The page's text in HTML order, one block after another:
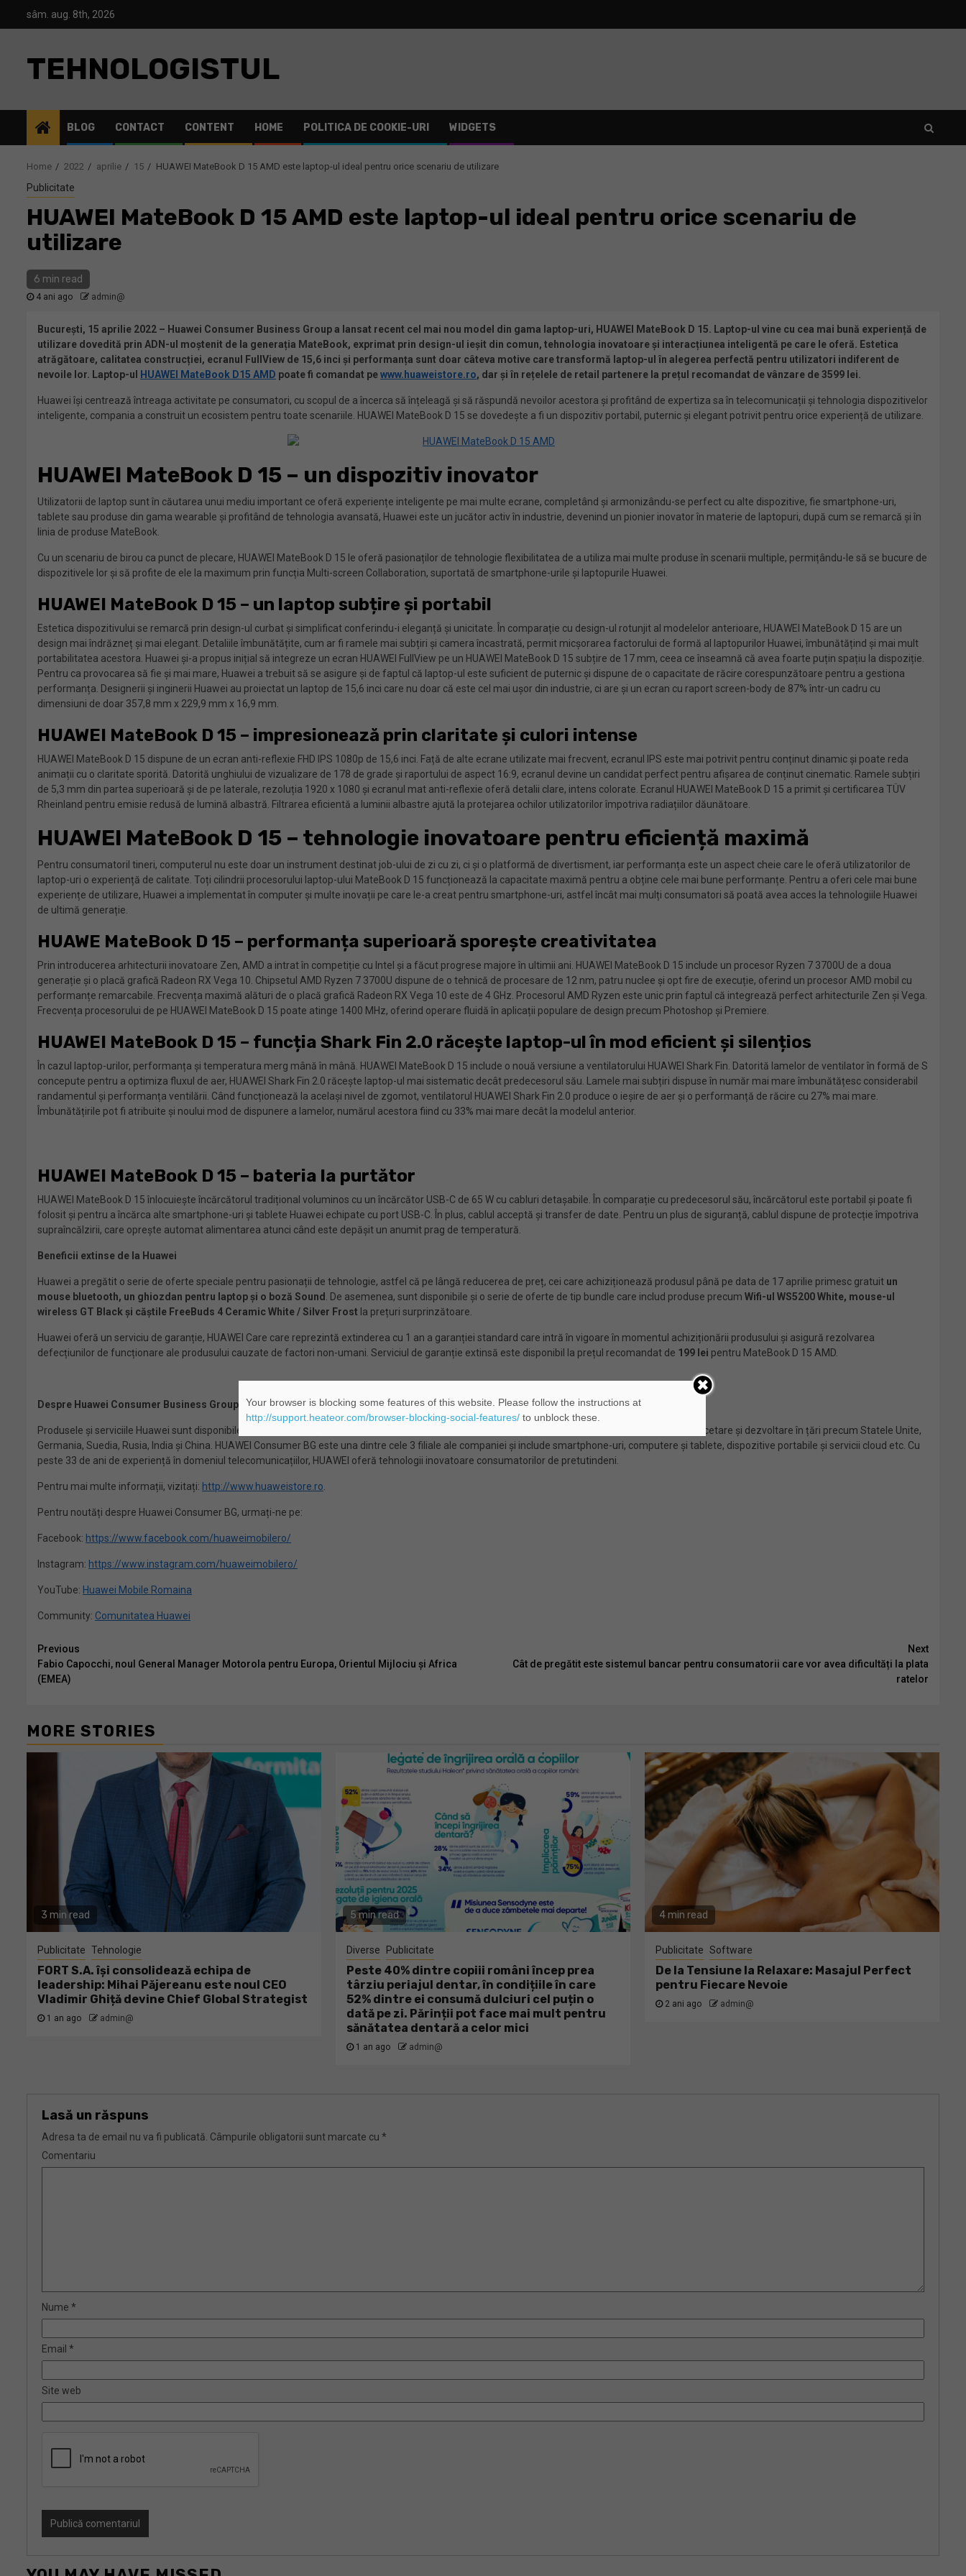
sâm. aug. 8th, 2026
TEHNOLOGISTUL
BLOG CONTACT CONTENT HOME POLITICA DE COOKIE-URI WIDGETS
Home 2022 aprilie 15 HUAWEI MateBook D 15 AMD este laptop-ul ideal pentru orice scenariu de utilizare
Publicitate
HUAWEI MateBook D 15 AMD este laptop-ul ideal pentru orice scenariu de
utilizare
6 min read
4 ani ago admin@
București, 15 aprilie 2022 – Huawei Consumer Business Group a lansat recent cel mai nou model din gama laptop-uri, HUAWEI MateBook D 15. Laptop-ul vine cu cea mai bună experiență de
utilizare dovedită prin ADN-ul moștenit de la generația MateBook, exprimat prin design-ul ieșit din comun, tehnologia inovatoare și interacțiunea inteligentă pe care le oferă. Estetica
atrăgătoare, calitatea construcției, ecranul FullView de 15,6 inci și performanța sunt doar câteva motive care transformă laptop-ul în alegerea perfectă pentru utilizatori indiferent de
nevoile lor. Laptop-ul HUAWEI MateBook D15 AMD poate fi comandat pewww.huaweistore.ro, dar și în rețelele de retail partenere la prețul recomandat de vânzare de 3599 lei.
Huawei își centrează întreaga activitate pe consumatori, cu scopul de a încerca să înțeleagă și să răspundă nevoilor acestora și profitând de expertiza sa în telecomunicații și tehnologia dispozitivelor
inteligente, compania a construit un ecosistem pentru toate scenariile. HUAWEI MateBook D 15 se dovedește a fi un dispozitiv portabil, puternic și elegant potrivit pentru orice experiență de utilizare.
HUAWEI MateBook D 15 – un dispozitiv inovator
Utilizatorii de laptop sunt în căutarea unui mediu important ce oferă experiențe inteligente pe mai multe ecrane, completând și armonizându-se perfect cu alte dispozitive, fie smartphone-uri,
tablete sau produse din gama wearable și profitând de tehnologia avansată, Huawei este un jucător activ în industrie, devenind un pionier inovator în materie de laptopuri, după cum se remarcă și în
linia de produse MateBook.
Cu un scenariu de birou ca punct de plecare, HUAWEI MateBook D 15 le oferă pasionaților de tehnologie flexibilitatea de a utiliza mai multe produse în scenarii multiple, permițându-le să se bucure de
dispozitivele lor și să profite de ele la maximum prin funcția Multi-screen Collaboration, suportată de smartphone-urile și laptopurile Huawei.
HUAWEI MateBook D 15 – un laptop subțire și portabil
Estetica dispozitivului se remarcă prin design-ul curbat și simplificat conferindu-i eleganță și unicitate. În comparație cu design-ul rotunjit al modelelor anterioare, HUAWEI MateBook D 15 are un
design mai îndrăzneț și mai elegant. Detaliile îmbunătățite, cum ar fi ramele mai subțiri și camera încastrată, permit micșorarea factorului de formă al laptopurilor Huawei, îmbunătățind și mai mult
portabilitatea acestora. Huawei și-a propus inițial să integreze un ecran HUAWEI FullView pe un HUAWEI MateBook D 15 subțire de 17 mm, ceea ce înseamnă că avea foarte puțin spațiu la dispoziție.
Pentru ca provocarea să fie și mai mare, Huawei a trebuit să se asigure și de faptul că laptop-ul este suficient de puternic și dispune de o capacitate de răcire corespunzătoare pentru a gestiona
performanța. Designerii și inginerii Huawei au proiectat un laptop de 15,6 inci care nu doar că este cel mai ușor din industrie, ci are și un ecran cu raport screen-body de 87% într-un cadru cu
dimensiuni de doar 357,8 mm x 229,9 mm x 16,9 mm.
HUAWEI MateBook D 15 – impresionează prin claritate și culori intense
HUAWEI MateBook D 15 dispune de un ecran anti-reflexie FHD IPS 1080p de 15,6 inci. Față de alte ecrane utilizate mai frecvent, ecranul IPS este mai potrivit pentru conținut dinamic și poate reda
animații cu o claritate sporită. Datorită unghiului de vizualizare de 178 de grade și raportului de aspect 16:9, ecranul devine un candidat perfect pentru afișarea de conținut cinematic. Ramele subțiri
de 5,3 mm din partea superioară și de pe laterale, rezoluția 1920 x 1080 și ecranul mat anti-reflexie oferă detalii clare, intens colorate. Ecranul HUAWEI MateBook D 15 a primit și certificarea TÜV
Rheinland pentru emisie redusă de lumină albastră. Filtrarea eficientă a luminii albastre ajută la protejarea ochilor utilizatorilor împotriva radiațiilor dăunătoare.
HUAWEI MateBook D 15 – tehnologie inovatoare pentru eficiență maximă
Pentru consumatoriI tineri, computerul nu este doar un instrument destinat job-ului de zi cu zi, ci și o platformă de divertisment, iar performanța este un aspect cheie care le oferă utilizatorilor de
laptop-uri o experiență de calitate. Toți cilindrii procesorului laptop-ului MateBook D 15 funcționează la capacitate maximă pentru a obține cele mai bune performanțe. Pentru a oferi cele mai bune
experiențe de utilizare, Huawei a implementat în computer și multe inovații pe care le-a creat pentru smartphone-uri, astfel încât mai mulți consumatori să poată avea acces la tehnologiile Huawei
de ultimă generație.
HUAWE MateBook D 15 – performanța superioară sporește creativitatea
Prin introducerea arhitecturii inovatoare Zen, AMD a intrat în competiție cu Intel și a făcut progrese majore în ultimii ani. HUAWEI MateBook D 15 include un procesor Ryzen 7 3700U de a doua
generație și o placă grafică Radeon RX Vega 10. Chipsetul AMD Ryzen 7 3700U dispune de o tehnică de procesare de 12 nm, patru nuclee și opt fire de execuție, oferind un procesor AMD mobil cu
performanțe remarcabile. Frecvența maximă alături de o placă grafică Radeon RX Vega 10 este de 4 GHz. Procesorul AMD Ryzen este unic prin faptul că integrează perfect arhitecturile Zen și Vega.
Frecvența procesorului de pe HUAWEI MateBook D 15 poate atinge 1400 MHz, oferind operare fluidă în aplicații populare de design precum Photoshop și Premiere.
HUAWEI MateBook D 15 – funcția Shark Fin 2.0 răcește laptop-ul în mod eficient și silențios
În cazul laptop-urilor, performanța și temperatura merg mână în mână. HUAWEI MateBook D 15 include o nouă versiune a ventilatorului HUAWEI Shark Fin. Datorită lamelor de ventilator în formă de S
concepute pentru a optimiza fluxul de aer, HUAWEI Shark Fin 2.0 răcește laptop-ul mai sistematic decât predecesorul său. Lamele mai subțiri dispuse în număr mai mare îmbunătățesc considerabil
randamentul și performanța ventilării. Când funcționează la același nivel de zgomot, ventilatorul HUAWEI Shark Fin 2.0 produce o ieșire de aer și o performanță de răcire cu 27% mai mare.
Îmbunătățirile pot fi atribuite și noului mod de dispunere a lamelor, numărul acestora fiind cu 33% mai mare decât la modelul anterior.
HUAWEI MateBook D 15 – bateria la purtător
HUAWEI MateBook D 15 înlocuiește încărcătorul tradițional voluminos cu un încărcător USB-C de 65 W cu cabluri detașabile. În comparație cu predecesorul său, încărcătorul este portabil și poate fi
folosit și pentru a încărca alte smartphone-uri și tablete Huawei echipate cu port USB-C. În plus, cablul acceptă și transfer de date. Pentru un plus de siguranță, cablul dispune de protecție împotriva
supraîncălzirii, care oprește automat alimentarea atunci când este depășit un anumit prag de temperatură.
Beneficii extinse de la Huawei
Huawei a pregătit o serie de oferte speciale pentru pasionații de tehnologie, astfel că pe lângă reducerea de preț, cei care achiziționează produsul până pe data de 17 aprilie primesc gratuit un
mouse bluetooth, un ghiozdan pentru laptop și o boză Sound
. De asemenea, sunt disponibile și o serie de oferte de tip bundle care includ produse precum Wifi-ul WS5200 White, mouse-ul
wireless GT Black și căștile FreeBuds 4 Ceramic White / Silver Frost la prețuri surprinzătoare.
Huawei oferă un serviciu de garanție, HUAWEI Care care reprezintă extinderea cu 1 an a garanției standard care intră în vigoare în momentul achiziționării produsului și asigură rezolvarea
defecțiunilor de funcționare ale produsului cauzate de factori non-umani. Serviciul de garanție extinsă este disponibil la prețul recomandat de 199 lei pentru MateBook D 15 AMD.
Despre Huawei Consumer Business Group
Produsele și serviciile Huawei sunt disponibile în peste 170 de țări, deservind mai mult de o treime din populația lumii. Compania are 14 centre de cercetare și dezvoltare în țări precum Statele Unite,
Germania, Suedia, Rusia, India și China. HUAWEI Consumer BG este una dintre cele 3 filiale ale companiei și include smartphone-uri, computere și tablete, dispozitive portabile și servicii cloud etc. Cu
peste 33 de ani de experiență în domeniul telecomunicațiilor, HUAWEI oferă tehnologii inovatoare consumatorilor de pretutindeni.
Pentru mai multe informații, vizitați: http://www.huaweistore.ro
Pentru noutăți despre Huawei Consumer BG, urmați-ne pe:
Facebook: https://www.facebook.com/huaweimobilero/
Instagram: https://www.instagram.com/huaweimobilero/
YouTube: Huawei Mobile Romaina
Community: Comunitatea Huawei
Continue
Reading
Previous
Fabio Capocchi, noul General Manager Motorola pentru Europa, Orientul Mijlociu și Africa
(EMEA)
Next
Cât de pregătit este sistemul bancar pentru consumatorii care vor avea dificultăți la plata
ratelor
MORE STORIES
3 min read
Publicitate Tehnologie
FORT S.A. își consolidează echipa de
leadership: Mihai Păjereanu este noul CEO
Vladimir Ghiță devine Chief Global Strategist
1 an ago admin@
5 min read
Diverse Publicitate
Peste 40% dintre copiii români încep prea
târziu periajul dentar, în condițiile în care
52% dintre ei consumă dulciuri cel puțin o
dată pe zi. Părinții pot face mai mult pentru
sănătatea dentară a celor mici
1 an ago admin@
4 min read
Publicitate Software
De la Tensiune la Relaxare: Masajul Perfect
pentru Fiecare Nevoie
2 ani ago admin@
Lasă un răspuns
Adresa ta de email nu va fi publicată. Câmpurile obligatorii sunt marcate cu *
Comentariu
Nume *
Email *
Site web
Your browser is blocking some features of this website. Please follow the instructions at
http://support.heateor.com/browser-blocking-social-features/to unblock these.